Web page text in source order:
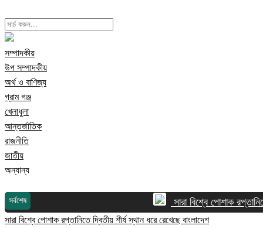
সম্পাদকীয়
উপ সম্পাদকীয়
অর্থ ও বাণিজ্য
গ্রাম গঞ্জ
খেলাধুলা
আন্তর্জাতিক
রাজনীতি
জাতীয়
অন্যান্য
সর্বশেষ সারা বিশ্বে পোশাক
সারা বিশ্বে পোশাক রপ্তানিতে দ্বিতীয় শীর্ষ স্থান ধরে রেখেছে বাংলাদেশ